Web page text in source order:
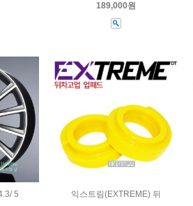
189,000원
5
익스트림(EXTREME) 뒤